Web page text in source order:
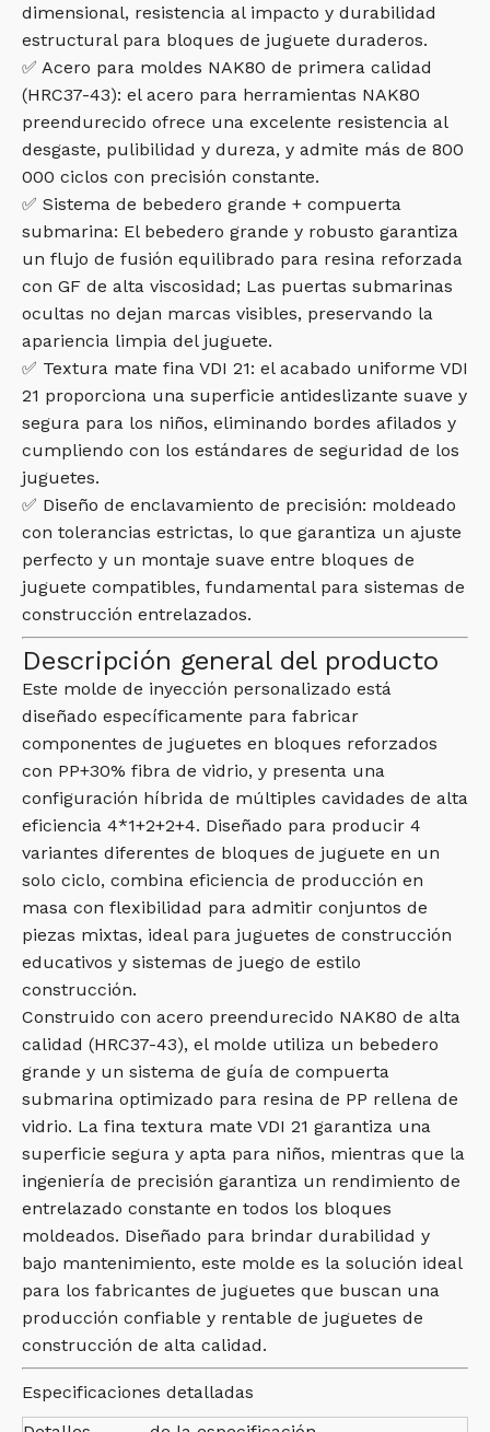
dimensional, resistencia al impacto y durabilidad
estructural para bloques de juguete duraderos.
✅ Acero para moldes NAK80 de primera calidad
(HRC37-43): el acero para herramientas NAK80
preendurecido ofrece una excelente resistencia al
desgaste, pulibilidad y dureza, y admite más de 800
000 ciclos con precisión constante.
✅ Sistema de bebedero grande + compuerta
submarina: El bebedero grande y robusto garantiza
un flujo de fusión equilibrado para resina reforzada
con GF de alta viscosidad; Las puertas submarinas
ocultas no dejan marcas visibles, preservando la
apariencia limpia del juguete.
✅ Textura mate fina VDI 21: el acabado uniforme VDI
21 proporciona una superficie antideslizante suave y
segura para los niños, eliminando bordes afilados y
cumpliendo con los estándares de seguridad de los
juguetes.
✅ Diseño de enclavamiento de precisión: moldeado
con tolerancias estrictas, lo que garantiza un ajuste
perfecto y un montaje suave entre bloques de
juguete compatibles, fundamental para sistemas de
construcción entrelazados.
Descripción general del producto
Este molde de inyección personalizado está
diseñado específicamente para fabricar
componentes de juguetes en bloques reforzados
con PP+30% fibra de vidrio, y presenta una
configuración híbrida de múltiples cavidades de alta
eficiencia 4*1+2+2+4. Diseñado para producir 4
variantes diferentes de bloques de juguete en un
solo ciclo, combina eficiencia de producción en
masa con flexibilidad para admitir conjuntos de
piezas mixtas, ideal para juguetes de construcción
educativos y sistemas de juego de estilo
construcción.
Construido con acero preendurecido NAK80 de alta
calidad (HRC37-43), el molde utiliza un bebedero
grande y un sistema de guía de compuerta
submarina optimizado para resina de PP rellena de
vidrio. La fina textura mate VDI 21 garantiza una
superficie segura y apta para niños, mientras que la
ingeniería de precisión garantiza un rendimiento de
entrelazado constante en todos los bloques
moldeados. Diseñado para brindar durabilidad y
bajo mantenimiento, este molde es la solución ideal
para los fabricantes de juguetes que buscan una
producción confiable y rentable de juguetes de
construcción de alta calidad.
Especificaciones detalladas